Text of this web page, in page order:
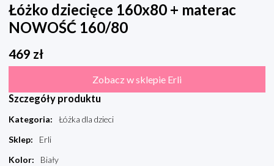
Łóżko dziecięce 160x80 + materac
NOWOŚĆ 160/80
469 zł
Zobacz w sklepie Erli
Szczegóły produktu
Kategoria:
Łóżka dla dzieci
Sklep:
Erli
Kolor:
Biały